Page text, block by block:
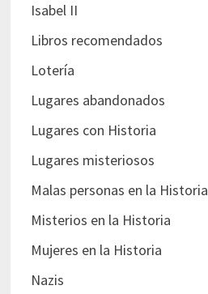
Isabel II
Libros recomendados
Lotería
Lugares abandonados
Lugares con Historia
Lugares misteriosos
Malas personas en la Historia
Misterios en la Historia
Mujeres en la Historia
Nazis